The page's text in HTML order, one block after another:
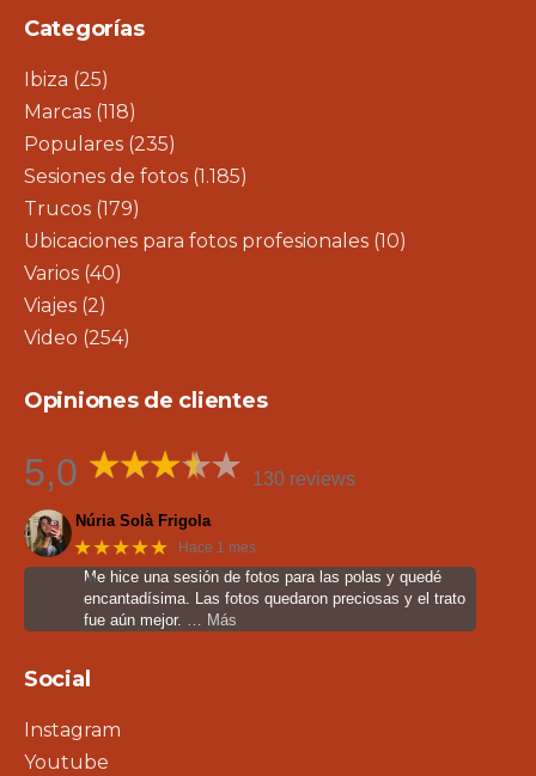
Categorías
Ibiza (25)
Marcas (118)
Populares (235)
Sesiones de fotos (1.185)
Trucos (179)
Ubicaciones para fotos profesionales (10)
Varios (40)
Viajes (2)
Video (254)
Opiniones de clientes
5,0 130 reviews
Núria Solà Frigola
★★★★★ Hace 1 mes
Me hice una sesión de fotos para las polas y quedé
encantadísima. Las fotos quedaron preciosas y el trato
fue aún mejor.
… Más
Social
Instagram
Youtube